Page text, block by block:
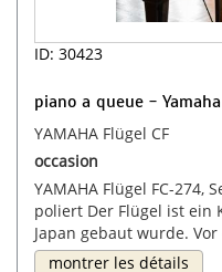
ID: 30423
piano a queue -
YAMAHA Flügel CF
occasion
YAMAHA Flügel FC-274,
poliert Der Flügel ist ein
Japan gebaut wurde.
montrer les détails